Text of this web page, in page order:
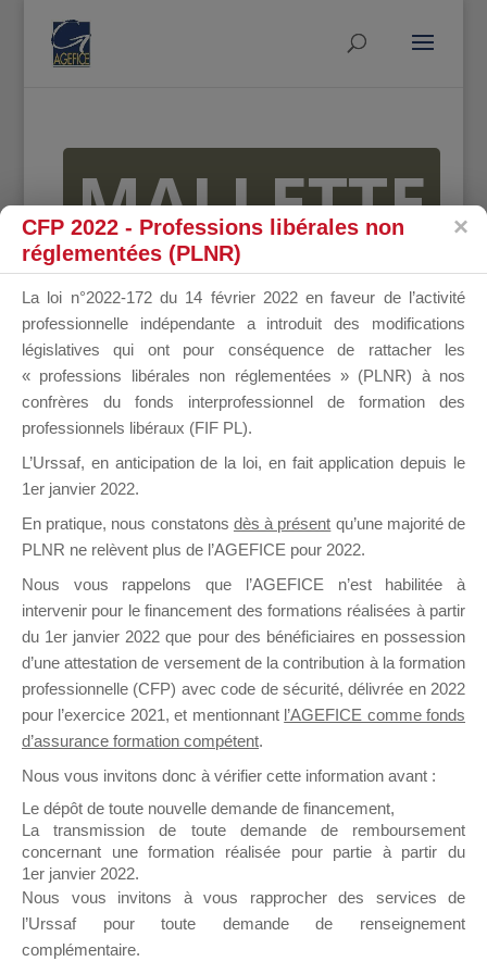
MALLETTE
DU
DIRIGEANT
Ce groupe est destiné aux Organismes de
Formation qui souhaitent répondre à l’Appel à
Propositions Mallette du Dirigeant.
sur lequel il est possible de laisser un message
ou poser une question.
NB : Il est nécessaire d’êtreinscrit(e)pour
pouvoir rejoindre ce groupe
CFP 2022 - Professions libérales non
réglementées (PLNR)
La loi n°2022-172 du 14 février 2022 en faveur de l’activité
professionnelle indépendante a introduit des modifications
législatives qui ont pour conséquence de rattacher les
« professions libérales non réglementées » (PLNR) à nos
confrères du fonds interprofessionnel de formation des
professionnels libéraux (FIF PL).
L’Urssaf, en anticipation de la loi, en fait application depuis le
1er janvier 2022.
En pratique, nous constatons dès à présent qu’une majorité de
PLNR ne relèvent plus de l’AGEFICE pour 2022.
Nous vous rappelons que l’AGEFICE n’est habilitée à
intervenir pour le financement des formations réalisées à partir
du 1er janvier 2022 que pour des bénéficiaires en possession
d’une attestation de versement de la contribution à la formation
professionnelle (CFP) avec code de sécurité, délivrée en 2022
pour l’exercice 2021, et mentionnant l’AGEFICE comme fonds
d’assurance formation compétent.
Nous vous invitons donc à vérifier cette information avant :
Le dépôt de toute nouvelle demande de financement,
La transmission de toute demande de remboursement
concernant une formation réalisée pour partie à partir du
1er janvier 2022.
Nous vous invitons à vous rapprocher des services de
l’Urssaf pour toute demande de renseignement
complémentaire.